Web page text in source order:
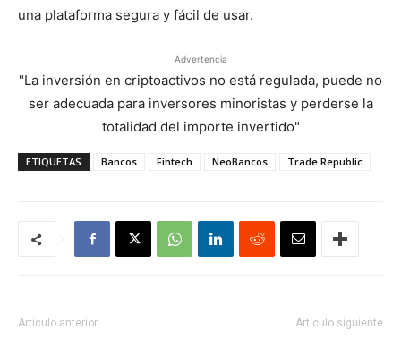
una plataforma segura y fácil de usar.
Advertencia
"La inversión en criptoactivos no está regulada, puede no
ser adecuada para inversores minoristas y perderse la
totalidad del importe invertido"
ETIQUETAS Bancos Fintech NeoBancos Trade Republic
Artículo anterior Artículo siguiente